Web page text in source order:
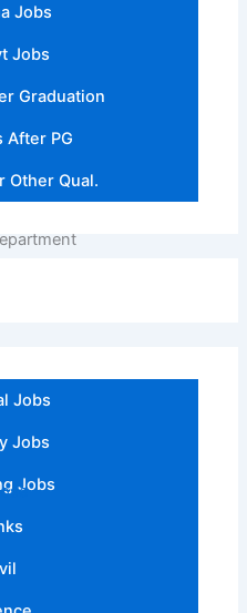
Jobs
Jobs
Graduation
After PG
Other Qual.
Jobs
Jobs
Jobs